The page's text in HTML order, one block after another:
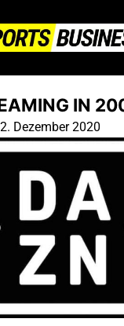
IN
2. Dezember 2020